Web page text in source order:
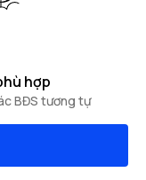
hợp
BĐS tương tự